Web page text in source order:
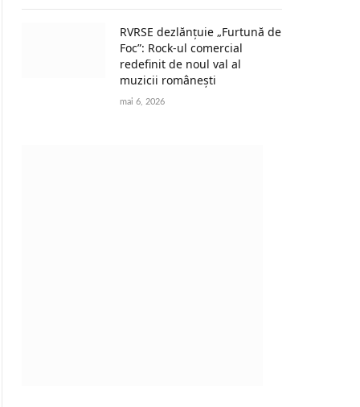
RVRSE dezlănțuie „Furtună de
Foc”: Rock-ul comercial
redefinit de noul val al
muzicii românești
mai 6, 2026